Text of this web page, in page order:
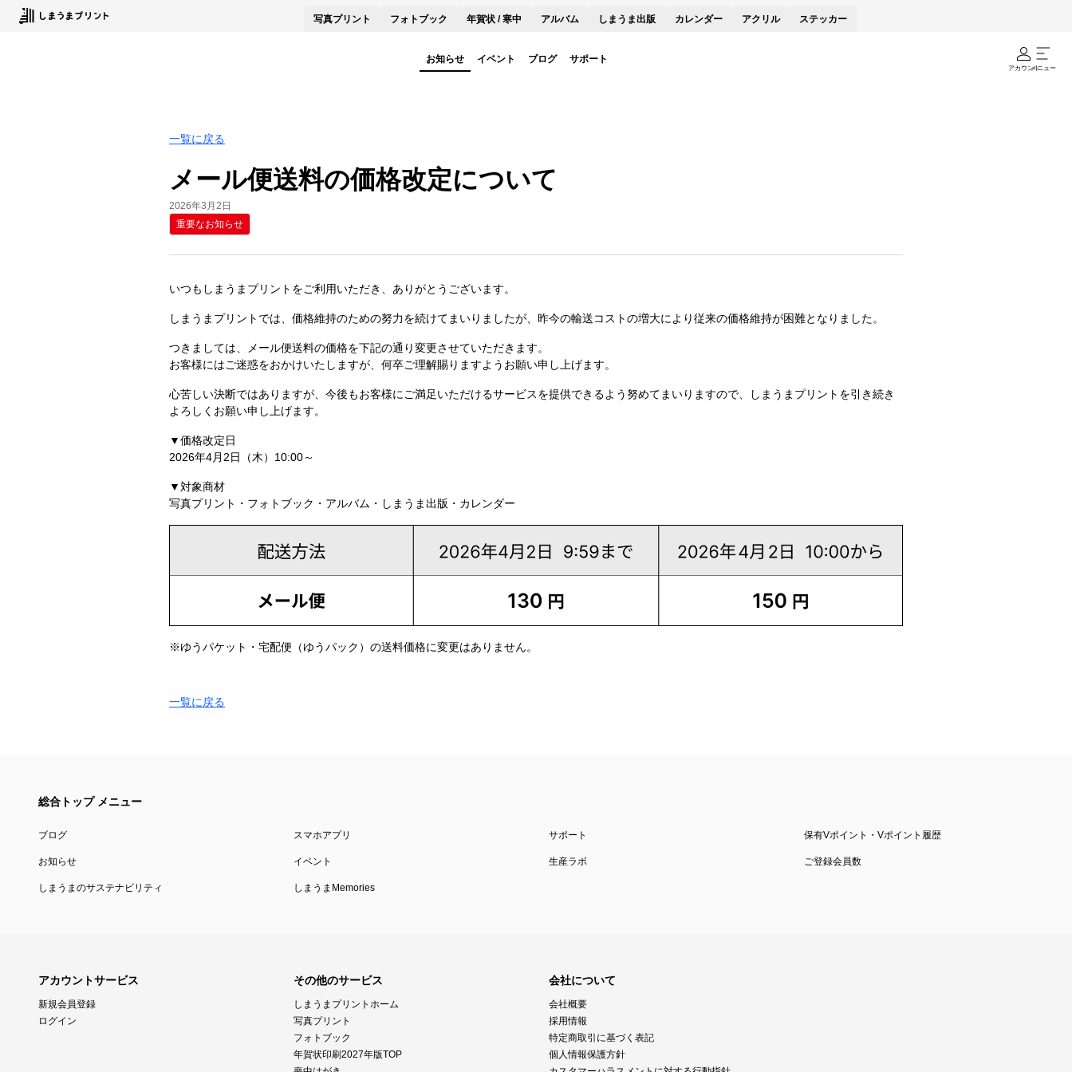
写真プリント フォトブック 年賀状 / 寒中 アルバム しまうま出版 カレンダー アクリル ステッカー
お知らせ イベント ブログ サポート
アカウントメニュー
一覧に戻る
メール便送料の価格改定について
2026年3月2日
重要なお知らせ
いつもしまうまプリントをご利用いただき、ありがとうございます。
しまうまプリントでは、価格維持のための努力を続けてまいりましたが、昨今の輸送コストの増大により従来の価格維持が困難となりました。
つきましては、メール便送料の価格を下記の通り変更させていただきます。
お客様にはご迷惑をおかけいたしますが、何卒ご理解賜りますようお願い申し上げます。
心苦しい決断ではありますが、今後もお客様にご満足いただけるサービスを提供できるよう努めてまいりますので、しまうまプリントを引き続き
よろしくお願い申し上げます。
▼価格改定日
2026年4月2日（木）10:00～
▼対象商材
写真プリント・フォトブック・アルバム・しまうま出版・カレンダー
※ゆうパケット・宅配便（ゆうパック）の送料価格に変更はありません。
一覧に戻る
総合トップ メニュー
ブログ スマホアプリ サポート 保有Vポイント・Vポイント履歴
お知らせ イベント 生産ラボ ご登録会員数
しまうまのサステナビリティ しまうまMemories
アカウントサービス
新規会員登録
ログイン
その他のサービス
しまうまプリントホーム
写真プリント
フォトブック
年賀状印刷2027年版TOP
会社について
会社概要
採用情報
特定商取引に基づく表記
個人情報保護方針